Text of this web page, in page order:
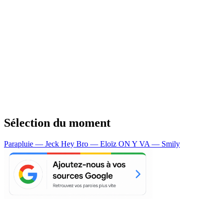
Sélection du moment
Parapluie — Jeck Hey Bro — Eloïz ON Y VA — Smily